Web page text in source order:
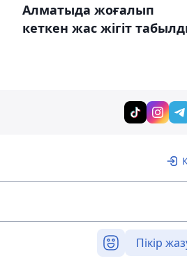
Алматыда жоғалып
кеткен жас жігіт
Пікір